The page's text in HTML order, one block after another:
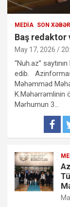
MEDIA SON
Baş redaktor
May 17, 2026 /
“Nuh.az”
edib.
Məhəmməd
K.Məhərrəmlinin
Mərhumun 3…